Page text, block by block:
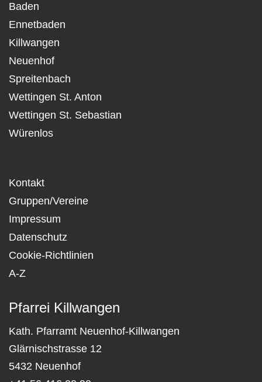
Baden
Ennetbaden
Killwangen
Neuenhof
Spreitenbach
Wettingen St. Anton
Wettingen St. Sebastian
Würenlos
Kontakt
Gruppen/Vereine
Impressum
Datenschutz
Cookie-Richtlinien
A-Z
Pfarrei Killwangen
Kath. Pfarramt Neuenhof-Killwangen
Glärnischstrasse 12
5432 Neuenhof